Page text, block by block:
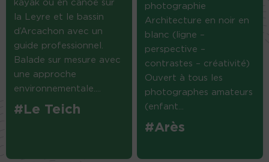
kayak ou en canoë sur
la Leyre et le bassin
d’Arcachon avec un
guide professionnel.
Balade sur mesure avec
une approche
environnementale....
#Le Teich
photographie
Architecture en noir en
blanc (ligne –
perspective –
contrastes – créativité)
Ouvert à tous les
photographes amateurs
(enfant...
#Arès